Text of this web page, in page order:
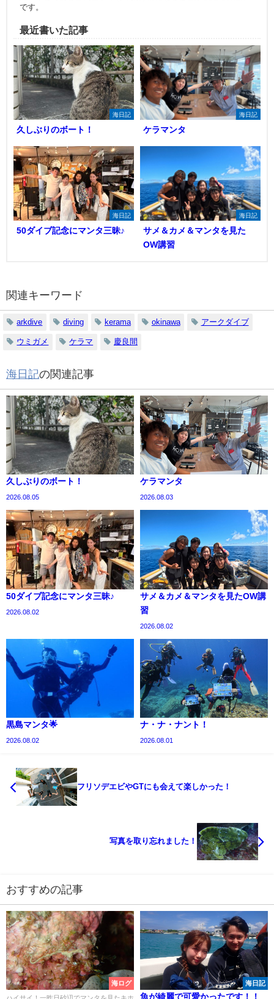
です。
最近書いた記事
海日記
久しぶりのボート！
海日記
ケラマンタ
海日記
50ダイブ記念にマンタ三昧♪
海日記
サメ＆カメ＆マンタを見た
OW講習
関連キーワード
arkdive diving kerama okinawa アークダイブ
ウミガメ ケラマ 慶良間
海日記の関連記事
久しぶりのボート！
2026.08.05
ケラマンタ
2026.08.03
50ダイブ記念にマンタ三昧♪
2026.08.02
サメ＆カメ＆マンタを見たOW講
習
2026.08.02
黒島マンタ🌟
2026.08.02
ナ・ナ・ナント！
2026.08.01
フリソデエビやGTにも会えて楽しかった！
写真を取り忘れました！
おすすめの記事
海ログ 海日記
魚が綺麗で可愛かったです！！